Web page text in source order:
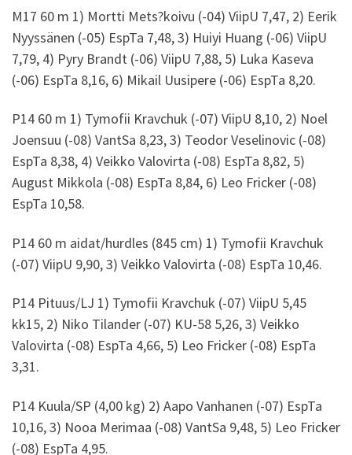
M17 60 m 1) Mortti Mets?koivu (-04) ViipU 7,47, 2) Eerik
Nyyssänen (-05) EspTa 7,48, 3) Huiyi Huang (-06) ViipU
7,79, 4) Pyry Brandt (-06) ViipU 7,88, 5) Luka Kaseva
(-06) EspTa 8,16, 6) Mikail Uusipere (-06) EspTa 8,20.
P14 60 m 1) Tymofii Kravchuk (-07) ViipU 8,10, 2) Noel
Joensuu (-08) VantSa 8,23, 3) Teodor Veselinovic (-08)
EspTa 8,38, 4) Veikko Valovirta (-08) EspTa 8,82, 5)
August Mikkola (-08) EspTa 8,84, 6) Leo Fricker (-08)
EspTa 10,58.
P14 60 m aidat/hurdles (845 cm) 1) Tymofii Kravchuk
(-07) ViipU 9,90, 3) Veikko Valovirta (-08) EspTa 10,46.
P14 Pituus/LJ 1) Tymofii Kravchuk (-07) ViipU 5,45
kk15, 2) Niko Tilander (-07) KU-58 5,26, 3) Veikko
Valovirta (-08) EspTa 4,66, 5) Leo Fricker (-08) EspTa
3,31.
P14 Kuula/SP (4,00 kg) 2) Aapo Vanhanen (-07) EspTa
10,16, 3) Nooa Merimaa (-08) VantSa 9,48, 5) Leo Fricker
(-08) EspTa 4,95.